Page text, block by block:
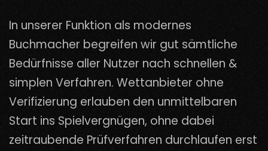
In unserer Funktion als modernes
Buchmacher begreifen wir gut sämtliche
Bedürfnisse aller Nutzer nach schnellen &
simplen Verfahren. Wettanbieter ohne
Verifizierung erlauben den unmittelbaren
Start ins Spielvergnügen, ohne dabei
zeitraubende Prüfverfahren durchlaufen erst